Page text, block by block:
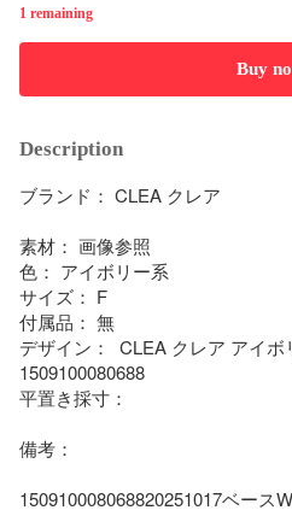
1 remaining
Buy
Description
ブランド： CLEA クレア
素材： 画像参照
色： アイボリー系
サイズ： F
付属品： 無
デザイン：  CLEA クレア アイ
1509100080688
平置き採寸：
備考：
150910008068820251017ベース